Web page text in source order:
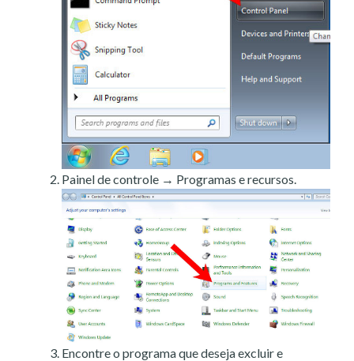
Painel de controle → Programas e recursos.
Encontre o programa que deseja excluir e